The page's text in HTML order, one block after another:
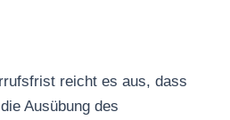
reicht es aus, dass
Ausübung des